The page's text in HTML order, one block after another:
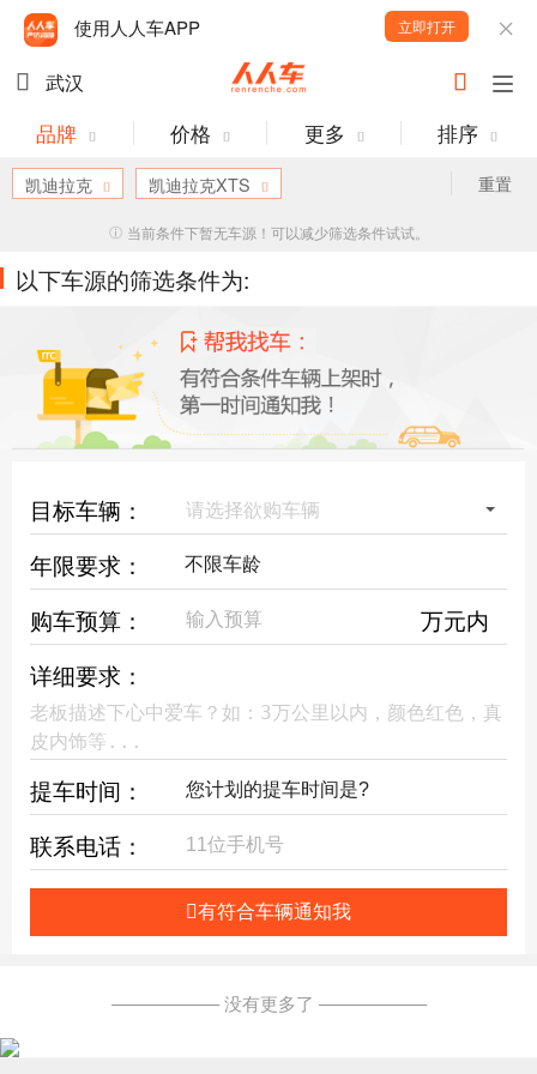
使用人人车APP 立即打开
武汉
品牌 价格 更多 排序
重置
凯迪拉克 凯迪拉克XTS
当前条件下暂无车源！可以减少筛选条件试试。
以下车源的筛选条件为:
目标车辆： 请选择欲购车辆
年限要求：
购车预算：
万元内
详细要求：
提车时间：
联系电话：
有符合车辆通知我
—————— 没有更多了 ——————